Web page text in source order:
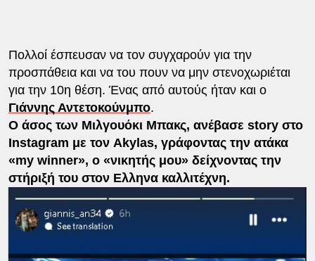
Πολλοί έσπευσαν να τον συγχαρούν για την
προσπάθεια και να του πουν να μην στενοχωριέται
για την 10η θέση. Ένας από αυτούς ήταν και ο
Γιάννης Αντετοκούνμπο.
Ο άσος των Μιλγουόκι Μπακς, ανέβασε story στο
Instagram με τον Akylas, γράφοντας την ατάκα
«my winner», ο «νικητής μου» δείχνοντας την
στήριξή του στον Ελληνα καλλιτέχνη.